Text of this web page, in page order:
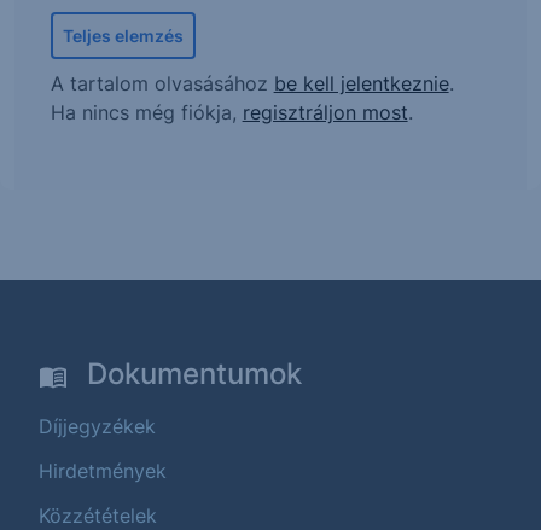
Teljes elemzés
A tartalom olvasásához be kell jelentkeznie.
Ha nincs még fiókja, regisztráljon most.
Dokumentumok
Díjjegyzékek
Hirdetmények
Közzétételek